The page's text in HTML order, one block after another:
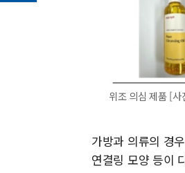
위조 의심 제품 [
가방과 의류의 경
연결링 모양 등이